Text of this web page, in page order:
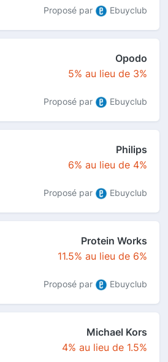
Proposé par Ebuyclub
Opodo
5% au lieu de 3%
Proposé par Ebuyclub
Philips
6% au lieu de 4%
Proposé par Ebuyclub
Protein Works
11.5% au lieu de 6%
Proposé par Ebuyclub
Michael Kors
4% au lieu de 1.5%